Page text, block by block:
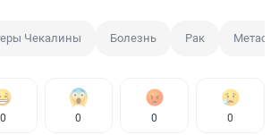
Чекалины Болезнь Рак
0 0 0 0